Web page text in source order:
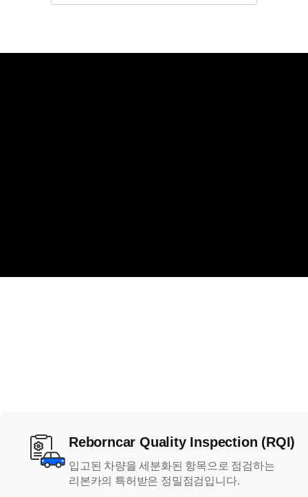
Reborncar Quality Inspection (RQI)
입고된 차량을 세분화된 항목으로 점검하는
리본카의 특허받은 정밀점검입니다.